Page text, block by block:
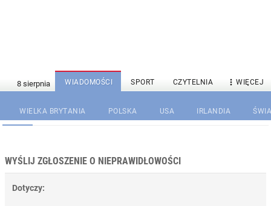
WIADOMOŚCI SPORT CZYTELNIA  WIĘCEJ
WIELKA BRYTANIA POLSKA USA IRLANDIA
WYŚLIJ ZGŁOSZENIE O NIEPRAWIDŁOWOŚCI
Dotyczy: